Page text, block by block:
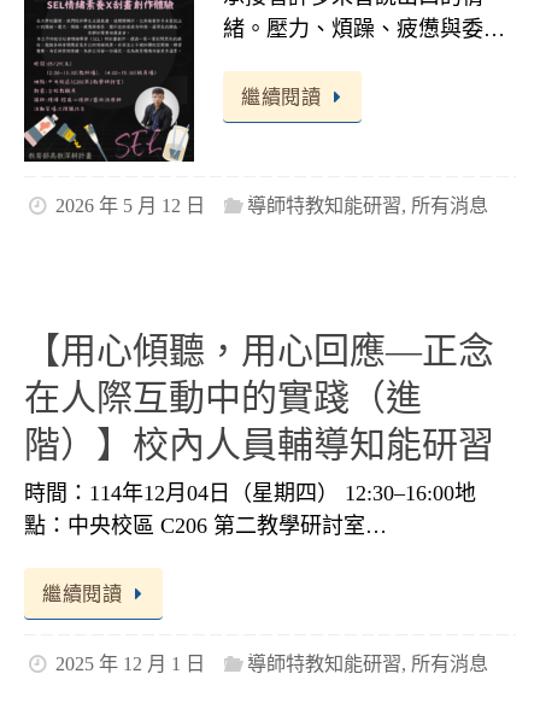
緒。壓力、煩躁、疲憊與委…
繼續閱讀
2026 年 5 月 12 日 導師特教知能研習, 所有消息
【用心傾聽，用心回應—正念
在人際互動中的實踐（進
階）】校內人員輔導知能研習
時間：114年12月04日（星期四） 12:30–16:00地
點：中央校區 C206 第二教學研討室…
繼續閱讀
2025 年 12 月 1 日 導師特教知能研習, 所有消息